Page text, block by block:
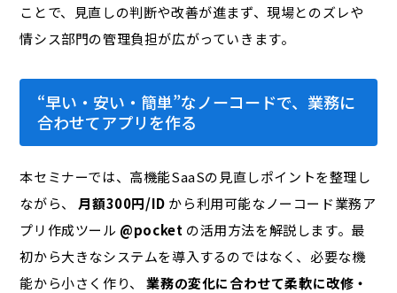
ことで、見直しの判断や改善が進まず、現場とのズレや
情シス部門の管理負担が広がっていきます。
“早い・安い・簡単”なノーコードで、業務に
合わせてアプリを作る
本セミナーでは、高機能SaaSの見直しポイントを整理し
ながら、 月額300円/ID から利用可能なノーコード業務ア
プリ作成ツール @pocket の活用方法を解説します。最
初から大きなシステムを導入するのではなく、必要な機
能から小さく作り、業務の変化に合わせて柔軟に改修・